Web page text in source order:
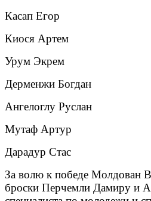
Касап Егор
Киося Артем
Урум Экрем
Дерменжи Богдан
Ангелоглу Руслан
Мутаф Артур
Дарадур Стас
За волю к победе Молдован
броски Перчемли Дамиру и